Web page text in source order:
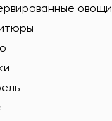
овощи